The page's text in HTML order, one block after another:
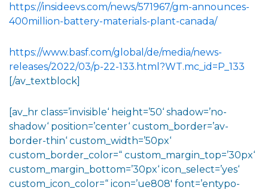
https://insideevs.com/news/571967/gm-announces-
400million-battery-materials-plant-canada/
https://www.basf.com/global/de/media/news-
releases/2022/03/p-22-133.html?WT.mc_id=P_133
[/av_textblock]
[av_hr class=’invisible‘ height=’50‘ shadow=’no-
shadow‘ position=’center‘ custom_border=’av-
border-thin‘ custom_width=’50px‘
custom_border_color=“ custom_margin_top=’30px‘
custom_margin_bottom=’30px‘ icon_select=’yes‘
custom_icon_color=“ icon=’ue808′ font=’entypo-